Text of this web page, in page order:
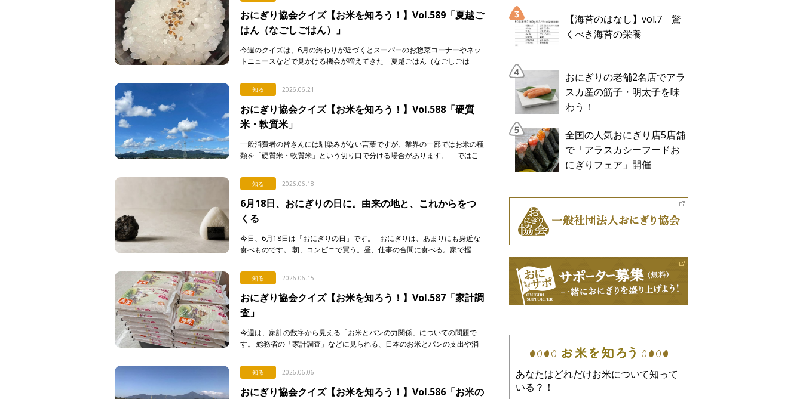
おにぎり協会クイズ【お米を知ろう！】Vol.589「夏越ご
はん（なごしごはん）」
今週のクイズは、6月の終わりが近づくとスーパーのお惣菜コーナーやネッ
トニュースなどで見かける機会が増えてきた「夏越ごはん（なごしごは
が…。 […]
知る 2026.06.21
おにぎり協会クイズ【お米を知ろう！】Vol.588「硬質
米・軟質米」
一般消費者の皆さんには馴染みがない言葉ですが、業界の一部ではお米の種
類を「硬質米・軟質米」という切り口で分ける場合があります。 ではこ
知る 2026.06.18
6月18日、おにぎりの日に。由来の地と、これからをつ
くる
今日、6月18日は「おにぎりの日」です。 おにぎりは、あまりにも身近な
食べものです。 朝、コンビニで買う。昼、仕事の合間に食べる。家で握
[…]
知る 2026.06.15
おにぎり協会クイズ【お米を知ろう！】Vol.587「家計調
査」
今週は、家計の数字から見える「お米とパンの力関係」についての問題で
す。 総務省の「家計調査」などに見られる、日本のお米とパンの支出や消
答えて下さい。 & […]
知る 2026.06.06
おにぎり協会クイズ【お米を知ろう！】Vol.586「お米の
【海苔のはなし】vol.7 驚
くべき海苔の栄養
おにぎりの老舗2名店でアラ
スカ産の筋子・明太子を味
わう！
全国の人気おにぎり店5店舗
で「アラスカシーフードお
にぎりフェア」開催
あなたはどれだけお米について知って
いる？！